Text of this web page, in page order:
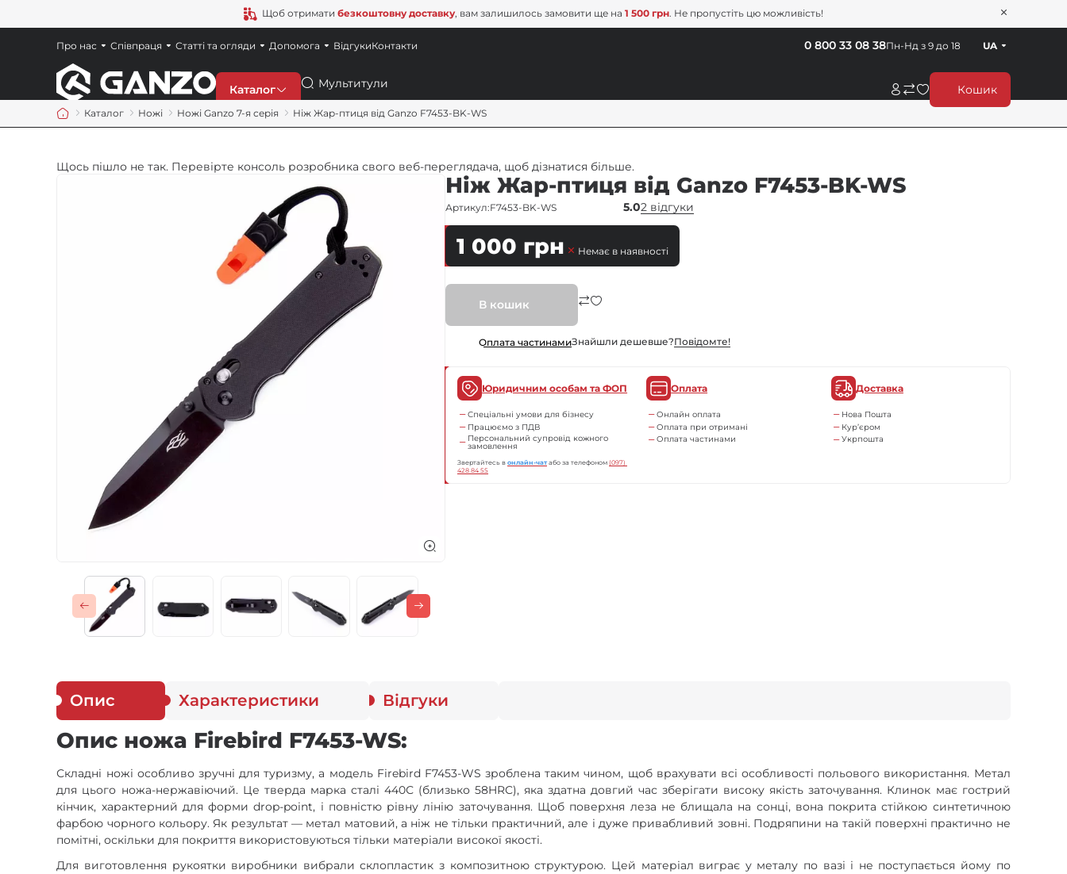
Щоб отримати безкоштовну доставку, вам залишилось замовити ще на 1 500 грн. Не пропустіть цю можливість!
Каталог
Ножі
Точила
Мультитули
Газові пальники
Спорядження
Пошук Кошик
Пн-Нд з 9 до 18
0 800 33 08 38 UA
Про нас Співпраця Статті та огляди Допомога ВідгукиКонтакти
Каталог Ножі Ножі Ganzo 7-я серія Ніж Жар-птиця від Ganzo F7453-BK-WS
Щось пішло не так. Перевірте консоль розробника свого веб-переглядача, щоб дізнатися більше.
Ніж Жар-птиця від Ganzo F7453-BK-WS
Артикул:F7453-BK-WS 5.02 відгуки
1 000 грн Немає в наявності
В кошик
Оплата частинамиЗнайшли дешевше?Повiдомте!
Юридичним особам та ФОП
Спеціальні умови для бізнесу
Працюємо з ПДВ
Персональний супровід кожного
замовлення
Звертайтесь вонлайн-чат або за телефоном(097)
428 84 55
Оплата
Онлайн оплата
Оплата при отримані
Оплата частинами
Доставка
Нова Пошта
Кур’єром
Укрпошта
Опис Характеристики Відгуки
Опис ножа Firebird F7453-WS:
Складні ножі особливо зручні для туризму, а модель Firebird F7453-WS зроблена таким чином, щоб врахувати всі особливості польового використання. Метал
для цього ножа-нержавіючий. Це тверда марка сталі 440С (близько 58HRC), яка здатна довгий час зберігати високу якість заточування. Клинок має гострий
кінчик, характерний для форми drop-point, і повністю рівну лінію заточування. Щоб поверхня леза не блищала на сонці, вона покрита стійкою синтетичною
фарбою чорного кольору. Як результат — метал матовий, а ніж не тільки практичний, але і дуже привабливий зовні. Подряпини на такій поверхні практично не
помітні, оскільки для покриття використовуються тільки матеріали високої якості.
Для виготовлення рукоятки виробники вибрали склопластик з композитною структурою. Цей матеріал виграє у металу по вазі і не поступається йому по